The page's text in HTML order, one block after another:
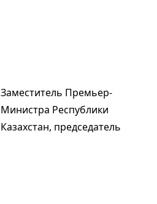
Заместитель Премьер-
Министра Республики
Казахстан, председатель